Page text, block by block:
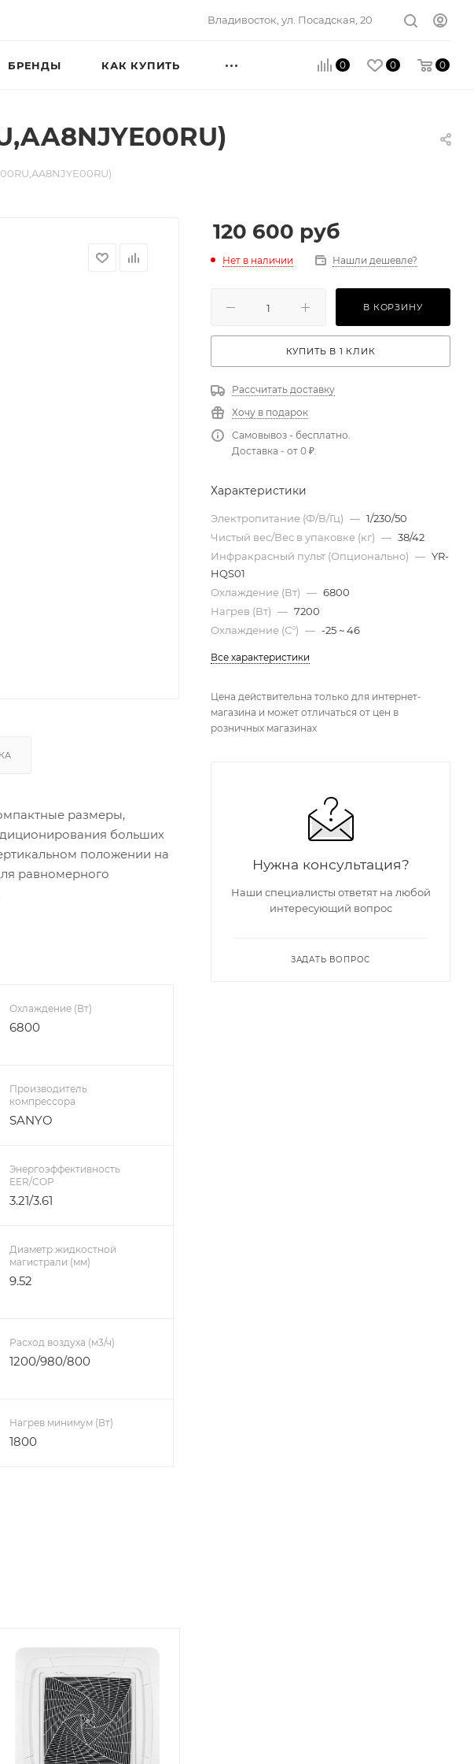
Владивосток, ул. Посадская, 20
0 0 0
БРЕНДЫ КАК КУПИТЬ
размеры,
больших
положении на
равномерного
Охлаждение (Вт)
6800
Производитель
компрессора
SANYO
Энергоэффективность
EER/COP
3.21/3.61
Диаметр жидкостной
магистрали (мм)
9.52
Расход воздуха (м3/ч)
1200/980/800
Нагрев минимум (Вт)
1800
120 600 руб
Нет в наличии Нашли дешевле?
В КОРЗИНУ
КУПИТЬ В 1 КЛИК
Рассчитать доставку
Хочу в подарок
Самовывоз - бесплатно.
Доставка - от 0 ₽.
Характеристики
Электропитание (Ф/В/Гц) — 1/230/50
Чистый вес/Вес в упаковке (кг) — 38/42
Инфракрасный пульт (Опционально) — YR-
HQS01
Охлаждение (Вт) — 6800
Нагрев (Вт) — 7200
Охлаждение (С°) — -25 ~ 46
Все характеристики
Цена действительна только для интернет-
магазина и может отличаться от цен в
розничных магазинах
Нужна консультация?
Наши специалисты ответят на любой
интересующий вопрос
ЗАДАТЬ ВОПРОС